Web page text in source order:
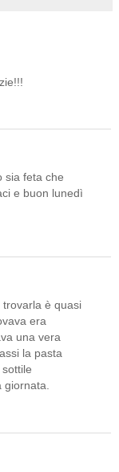
sia feta che
e buon lunedì
è quasi
era
una vera
la pasta